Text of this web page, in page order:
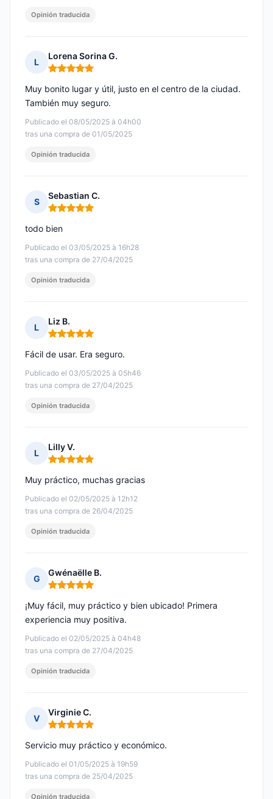
Opinión traducida
L
Lorena Sorina G.
Nota: 5 de 5
Publicado el 08/05/2025 à 04h00
tras una compra de 01/05/2025
Muy bonito lugar y útil, justo en el centro de la ciudad.
También muy seguro.
Opinión traducida
S
Sebastian C.
Nota: 5 de 5
Publicado el 03/05/2025 à 16h28
tras una compra de 27/04/2025
todo bien
Opinión traducida
L
Liz B.
Nota: 5 de 5
Publicado el 03/05/2025 à 05h46
tras una compra de 27/04/2025
Fácil de usar. Era seguro.
Opinión traducida
L
Lilly V.
Nota: 5 de 5
Publicado el 02/05/2025 à 12h12
tras una compra de 26/04/2025
Muy práctico, muchas gracias
Opinión traducida
G
Gwénaëlle B.
Nota: 5 de 5
Publicado el 02/05/2025 à 04h48
tras una compra de 27/04/2025
¡Muy fácil, muy práctico y bien ubicado! Primera
experiencia muy positiva.
Opinión traducida
V
Virginie C.
Nota: 5 de 5
Publicado el 01/05/2025 à 19h59
tras una compra de 25/04/2025
Servicio muy práctico y económico.
Opinión traducida